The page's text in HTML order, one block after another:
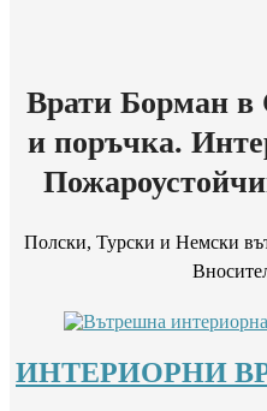
Врати Борман в
и поръчка.
Полски, Турски и Немски
ИНТЕРИОРНИ